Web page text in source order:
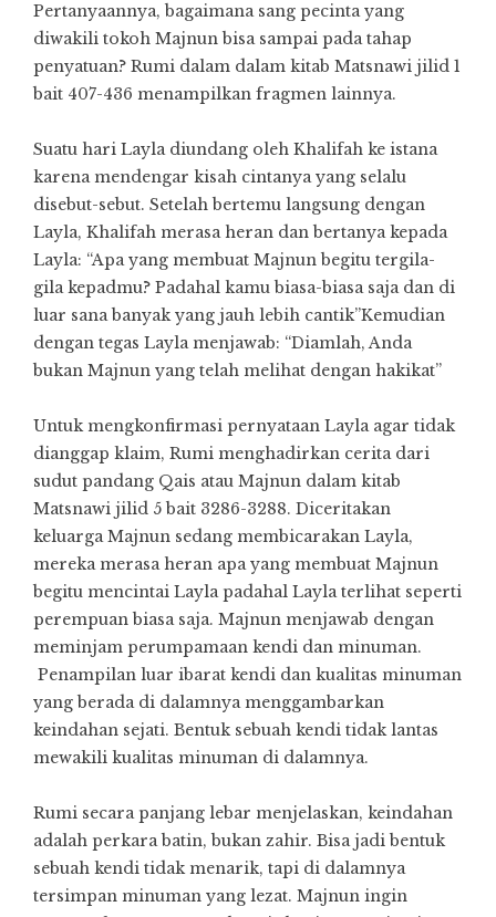
Pertanyaannya, bagaimana sang pecinta yang
diwakili tokoh Majnun bisa sampai pada tahap
penyatuan? Rumi dalam dalam kitab Matsnawi jilid 1
bait 407-436 menampilkan fragmen lainnya.
Suatu hari Layla diundang oleh Khalifah ke istana
karena mendengar kisah cintanya yang selalu
disebut-sebut. Setelah bertemu langsung dengan
Layla, Khalifah merasa heran dan bertanya kepada
Layla: “Apa yang membuat Majnun begitu tergila-
gila kepadmu? Padahal kamu biasa-biasa saja dan di
luar sana banyak yang jauh lebih cantik”Kemudian
dengan tegas Layla menjawab: “Diamlah, Anda
bukan Majnun yang telah melihat dengan hakikat”
Untuk mengkonfirmasi pernyataan Layla agar tidak
dianggap klaim, Rumi menghadirkan cerita dari
sudut pandang Qais atau Majnun dalam kitab
Matsnawi jilid 5 bait 3286-3288. Diceritakan
keluarga Majnun sedang membicarakan Layla,
mereka merasa heran apa yang membuat Majnun
begitu mencintai Layla padahal Layla terlihat seperti
perempuan biasa saja. Majnun menjawab dengan
meminjam perumpamaan kendi dan minuman.
Penampilan luar ibarat kendi dan kualitas minuman
yang berada di dalamnya menggambarkan
keindahan sejati. Bentuk sebuah kendi tidak lantas
mewakili kualitas minuman di dalamnya.
Rumi secara panjang lebar menjelaskan, keindahan
adalah perkara batin, bukan zahir. Bisa jadi bentuk
sebuah kendi tidak menarik, tapi di dalamnya
tersimpan minuman yang lezat. Majnun ingin